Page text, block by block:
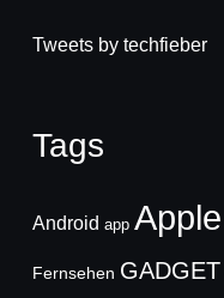
Tweets by techfieber
Tags
Android app Apple
Fernsehen GADGET